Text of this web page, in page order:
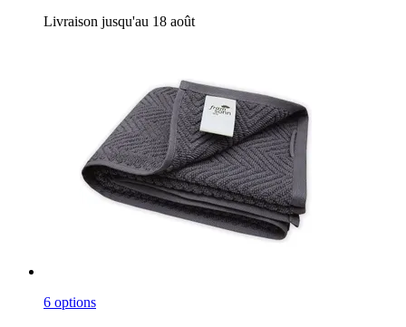
Livraison jusqu'au 18 août
6 options